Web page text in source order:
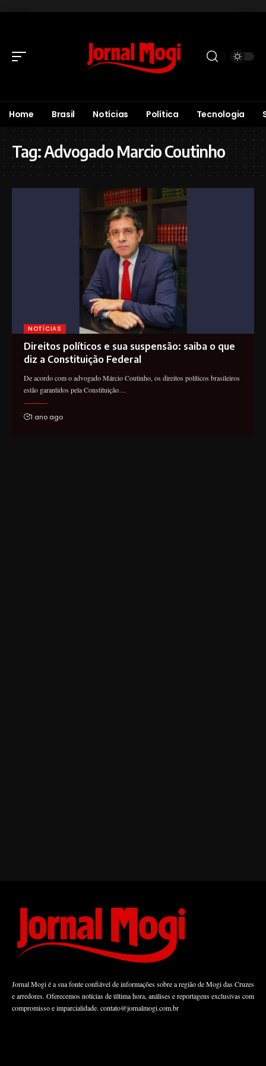
Home Brasil Notícias Política Tecnologia
Tag:Advogado Marcio Coutinho
NOTÍCIAS
Direitos políticos e sua suspensão: saiba o que
diz a Constituição Federal
De acordo com o advogado Márcio Coutinho, os direitos políticos brasileiros
estão garantidos pela Constituição…
1 ano ago
Jornal Mogi é a sua fonte confiável de informações sobre a região de Mogi das Cruzes
e arredores. Oferecemos notícias de última hora, análises e reportagens exclusivas com
compromisso e imparcialidade. contato@jornalmogi.com.br